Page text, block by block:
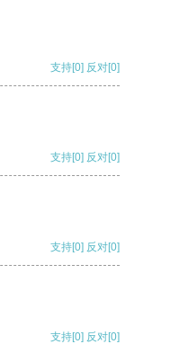
支持[0] 反对[0]
支持[0] 反对[0]
支持[0] 反对[0]
支持[0] 反对[0]